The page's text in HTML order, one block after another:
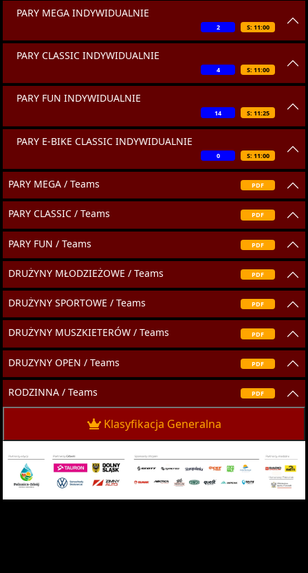
PARY MEGA INDYWIDUALNIE
S: 11:00
2
PARY CLASSIC INDYWIDUALNIE
S: 11:00
4
PARY FUN INDYWIDUALNIE
S: 11:25
14
PARY E-BIKE CLASSIC INDYWIDUALNIE
S: 11:00
0
PARY MEGA / Teams PDF
PARY CLASSIC / Teams PDF
PARY FUN / Teams PDF
DRUŻYNY MŁODZIEŻOWE / Teams PDF
DRUŻYNY SPORTOWE / Teams PDF
DRUŻYNY MUSZKIETERÓW / Teams PDF
DRUZYNY OPEN / Teams PDF
RODZINNA / Teams PDF
Klasyfikacja Generalna